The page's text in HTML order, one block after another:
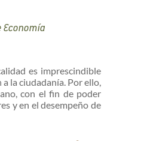
Economía
es imprescindible
la ciudadanía. Por ello,
con el fin de poder
y en el desempeño de